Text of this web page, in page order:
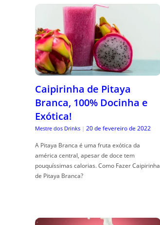
Caipirinha de Pitaya
Branca, 100% Docinha e
Exótica!
Mestre dos Drinks | 20 de fevereiro de 2022
A Pitaya Branca é uma fruta exótica da
américa central, apesar de doce tem
pouquíssimas calorias. Como Fazer Caipirinha
de Pitaya Branca?